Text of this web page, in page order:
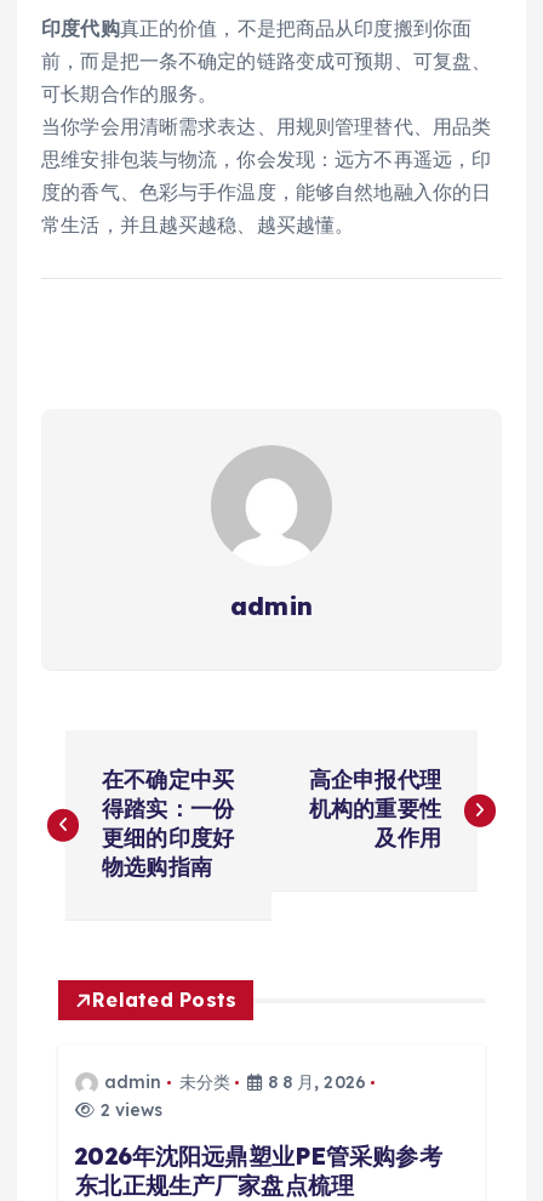
印度代购真正的价值，不是把商品从印度搬到你面
前，而是把一条不确定的链路变成可预期、可复盘、
可长期合作的服务。
当你学会用清晰需求表达、用规则管理替代、用品类
思维安排包装与物流，你会发现：远方不再遥远，印
度的香气、色彩与手作温度，能够自然地融入你的日
常生活，并且越买越稳、越买越懂。
admin
章
在不确定中买
得踏实：一份
更细的印度好
物选购指南
高企申报代理
机构的重要性
及作用
Related Posts
admin 未分类
8 8 月, 2026
2 views
2026年沈阳远鼎塑业PE管采购参考
东北正规生产厂家盘点梳理